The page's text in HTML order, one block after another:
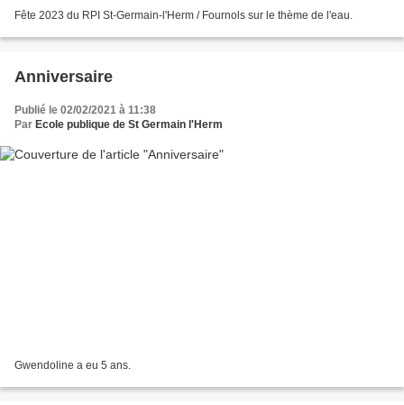
Fête 2023 du RPI St-Germain-l'Herm / Fournols sur le thème de l'eau.
Anniversaire
Publié le 02/02/2021 à 11:38
Par Ecole publique de St Germain l'Herm
Gwendoline a eu 5 ans.